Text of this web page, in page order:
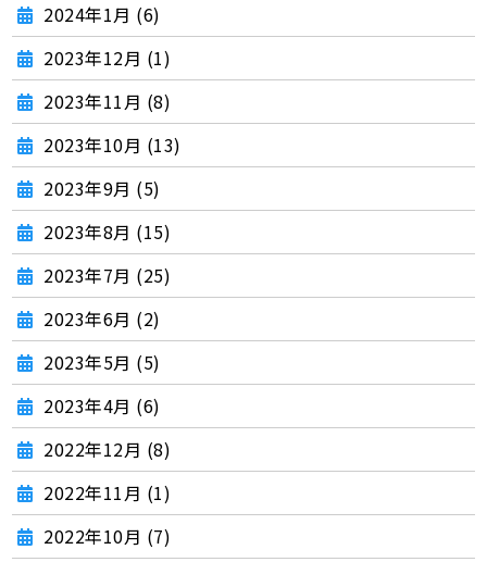
2024年1月 (6)
2023年12月 (1)
2023年11月 (8)
2023年10月 (13)
2023年9月 (5)
2023年8月 (15)
2023年7月 (25)
2023年6月 (2)
2023年5月 (5)
2023年4月 (6)
2022年12月 (8)
2022年11月 (1)
2022年10月 (7)